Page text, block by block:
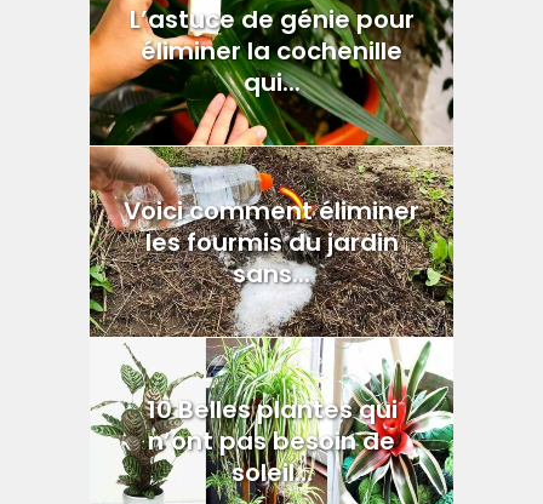
L’astuce de génie pour
éliminer la cochenille
qui...
Voici comment éliminer
les fourmis du jardin
sans...
10 Belles plantes qui
n’ont pas besoin de
soleil...